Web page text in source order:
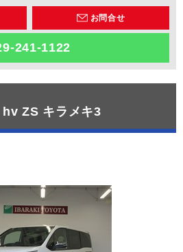
お問合せ
241-1122
hv ZS キラメキ3